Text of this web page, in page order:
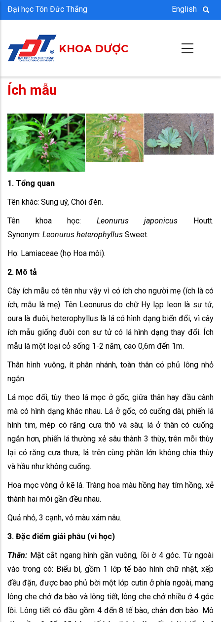
Nhảy
đến
dung
Đại học Tôn Đức Thắng English
KHOA DƯỢC
Ích mẫu
1. Tổng quan
Tên khác: Sung uý, Chói đèn.
Tên khoa học: Leonurus japonicus
Houtt.
Synonym: Leonurus heterophyllus Sweet.
Họ: Lamiaceae (họ Hoa môi).
2. Mô tả
Cây ích mẫu có tên như vậy vì có ích cho người mẹ (ích là có
ích, mẫu là mẹ). Tên Leonurus do chữ Hy lạp leon là sư tử,
oura là đuôi, heterophyllus là lá có hình dạng biến đổi, vì cây
ích mẫu giống đuôi con sư tử có lá hình dạng thay đổi. Ích
mẫu là một loại cỏ sống 1-2 năm, cao 0,6m đến 1m.
Thân hình vuông, ít phân nhánh, toàn thân có phủ lông nhỏ
ngắn.
Lá mọc đối, tùy theo lá mọc ở gốc, giữa thân hay đầu cành
mà có hình dạng khác nhau. Lá ở gốc, có cuống dài, phiến lá
hình tim, mép có răng cưa thô và sâu; lá ở thân có cuống
ngắn hơn, phiến lá thường xẻ sâu thành 3 thùy, trên mỗi thùy
lại có răng cưa thưa; lá trên cùng phần lớn không chia thùy
và hầu như không cuống.
Hoa mọc vòng ở kẽ lá. Tràng hoa màu hồng hay tím hồng, xẻ
thành hai môi gần đều nhau.
Quả nhỏ, 3 cạnh, vỏ màu xám nâu.
3. Đặc điểm giải phẫu (vi học)
Thân: Mặt cắt ngang hình gần vuông, lồi ờ 4 góc. Từ ngoài
vào trong có: Biểu bì, gồm 1 lớp tế bào hình chữ nhật, xếp
đều đặn, được bao phủ bời một lớp cutin ở phía ngoài, mang
lông che chở đa bào và lông tiết, lông che chở nhiều ở 4 góc
lồi. Lông tiết có đầu gồm 4 đến 8 tế bào, chân đơn bào. Mô